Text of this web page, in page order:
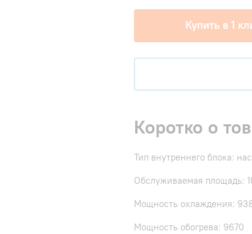
Купить в 1
Коротко о
Тип внутреннего блока:
Обслуживаемая площадь:
Мощность охлаждения:
Мощность обогрева: 9670